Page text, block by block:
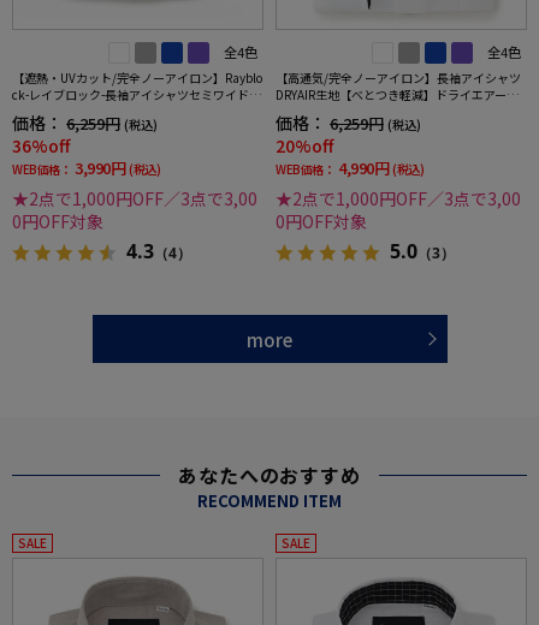
全4色
【遮熱・UVカット/完全ノーアイロン】Rayblo
ck-レイブロック-長袖アイシャツセミワイドス
価格： 6,259円 (税込)
36%off
WEB価格： 3,990円 (税込)
★2点で1,000円OFF／3点で3,00
0円OFF対象
4.3 （4）
全4色
【高通気/完全ノーアイロン】長袖アイシャツ
DRYAIR生地【べとつき軽減】ドライエアーチ
トレッチ防汚効果吸汗速乾ワイシャツ春夏
価格： 6,259円 (税込)
20%off
WEB価格： 4,990円 (税込)
★2点で1,000円OFF／3点で3,00
0円OFF対象
5.0 （3）
more
あなたへのおすすめ
RECOMMEND ITEM
SALE SALE